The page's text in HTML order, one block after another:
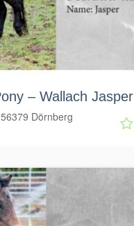
– Wallach Jasper
Dörnberg